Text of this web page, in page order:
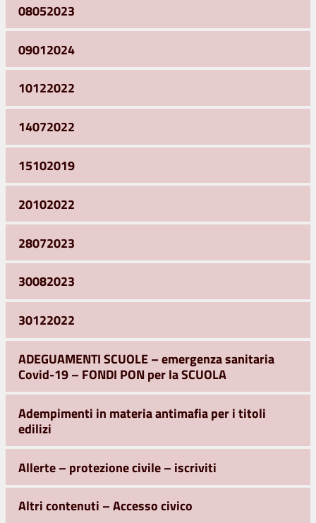
08052023
09012024
10122022
14072022
15102019
20102022
28072023
30082023
30122022
ADEGUAMENTI SCUOLE – emergenza sanitaria
Covid-19 – FONDI PON per la SCUOLA
Adempimenti in materia antimafia per i titoli
edilizi
Allerte – protezione civile – iscriviti
Altri contenuti – Accesso civico